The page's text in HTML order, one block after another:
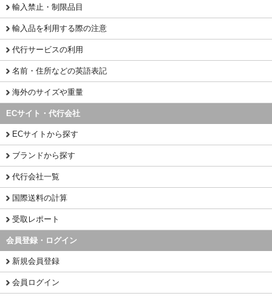
輸入禁止・制限品目
輸入品を利用する際の注意
代行サービスの利用
名前・住所などの英語表記
海外のサイズや重量
ECサイト・代行会社
ECサイトから探す
ブランドから探す
代行会社一覧
国際送料の計算
受取レポート
会員登録・ログイン
新規会員登録
会員ログイン